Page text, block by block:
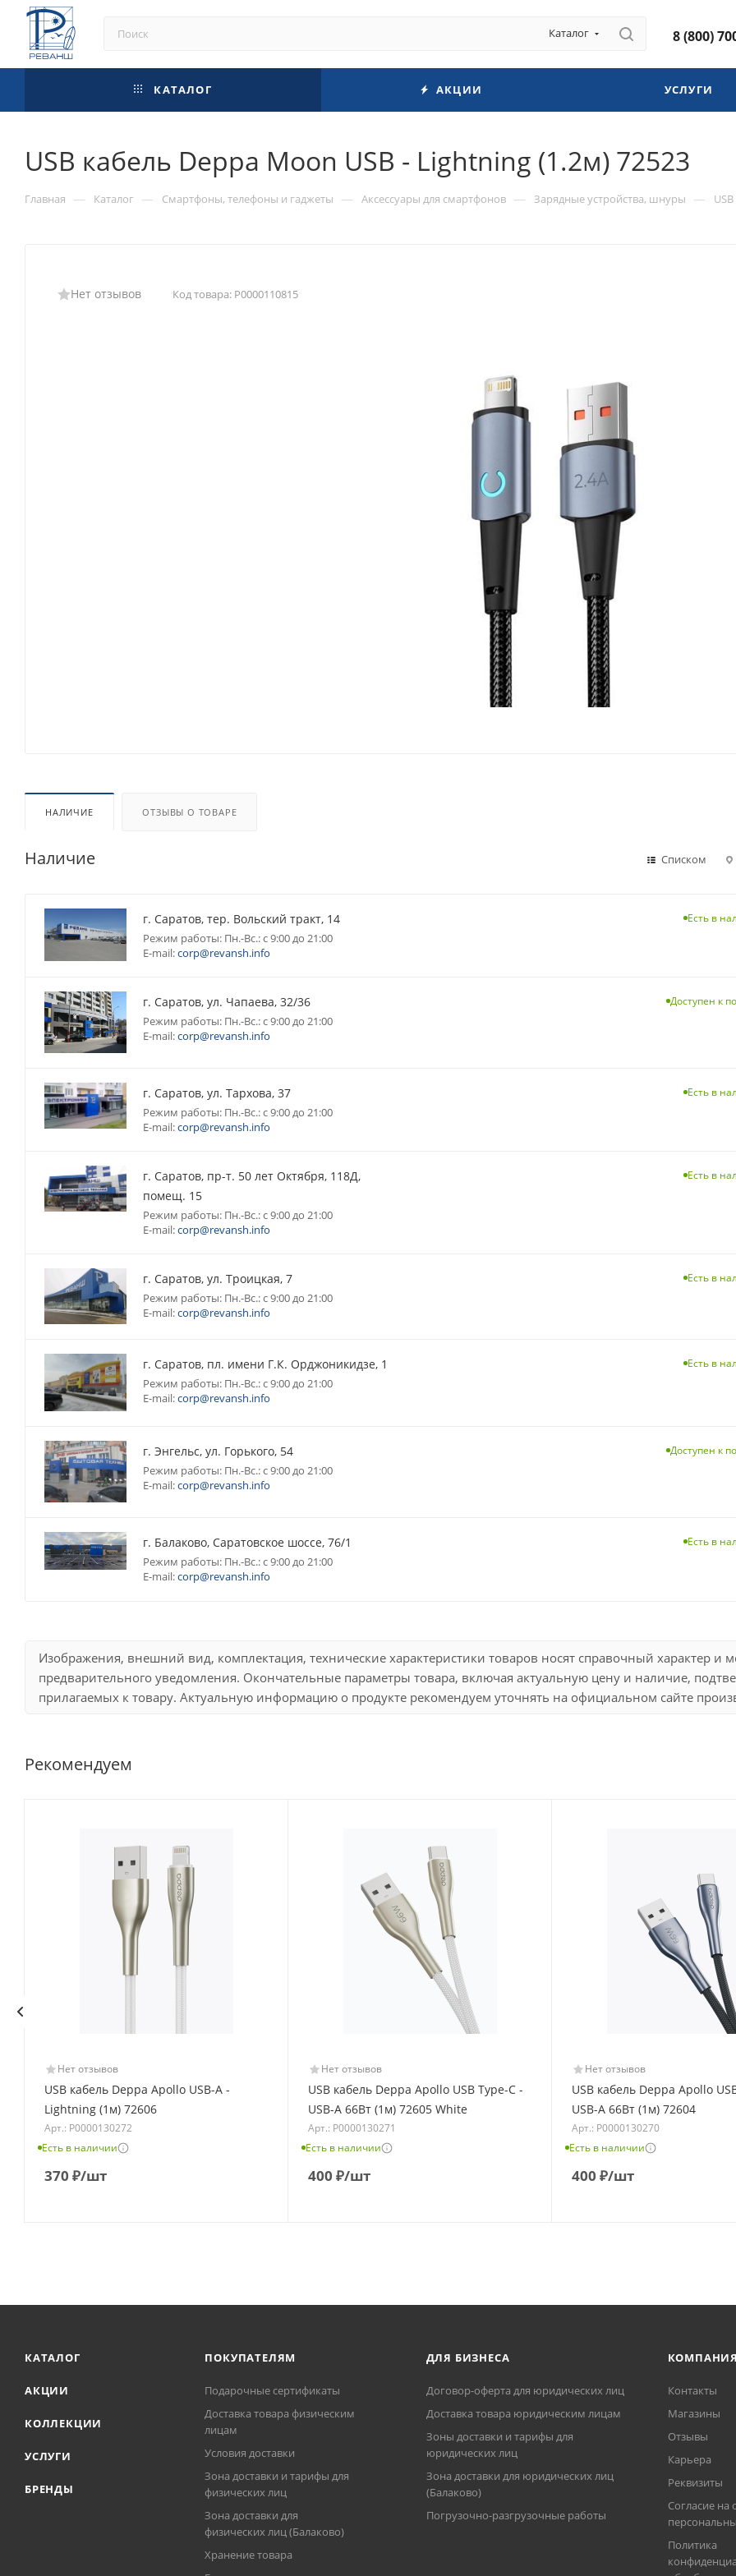
Каталог 8 (800)
КАТАЛОГ АКЦИИ УСЛУГИ
USB кабель Deppa Moon USB - Lightning (1.2м) 72523
Главная — Каталог — Смартфоны, телефоны и гаджеты — Аксессуары для смартфонов — Зарядные устройства, шнуры —
Нет отзывов Код товара: Р0000110815
НАЛИЧИЕ ОТЗЫВЫ О ТОВАРЕ
Наличие Списком
г. Саратов, тер. Вольский тракт, 14
Режим работы: Пн.-Вс.: с 9:00 до 21:00
E-mail:corp@revansh.info
Есть в
г. Саратов, ул. Чапаева, 32/36
Режим работы: Пн.-Вс.: с 9:00 до 21:00
E-mail:corp@revansh.info
Доступен к
г. Саратов, ул. Тархова, 37
Режим работы: Пн.-Вс.: с 9:00 до 21:00
E-mail:corp@revansh.info
Есть в
г. Саратов, пр-т. 50 лет Октября, 118Д,
помещ. 15
Режим работы: Пн.-Вс.: с 9:00 до 21:00
E-mail:corp@revansh.info
Есть в
г. Саратов, ул. Троицкая, 7
Режим работы: Пн.-Вс.: с 9:00 до 21:00
E-mail:corp@revansh.info
Есть в
г. Саратов, пл. имени Г.К. Орджоникидзе, 1
Режим работы: Пн.-Вс.: с 9:00 до 21:00
E-mail:corp@revansh.info
Есть в
г. Энгельс, ул. Горького, 54
Режим работы: Пн.-Вс.: с 9:00 до 21:00
E-mail:corp@revansh.info
Доступен к
г. Балаково, Саратовское шоссе, 76/1
Режим работы: Пн.-Вс.: с 9:00 до 21:00
E-mail:corp@revansh.info
Есть в
Изображения, внешний вид, комплектация, технические характеристики товаров носят справочный характер и
предварительного уведомления. Окончательные параметры товара, включая актуальную цену и наличие,
прилагаемых к товару. Актуальную информацию о продукте рекомендуем уточнять на официальном сайте
Рекомендуем
Нет отзывов
USB кабель Deppa Apollo USB-А -
Lightning (1м) 72606
Арт.: Р0000130272
Есть в наличии
370 ₽/шт
Нет отзывов
USB кабель Deppa Apollo USB Type-C -
USB-А 66Вт (1м) 72605 White
Арт.: Р0000130271
Есть в наличии
400 ₽/шт
Нет отзывов
USB кабель Deppa Apollo
USB-А 66Вт (1м) 72604
Арт.: Р0000130270
Есть в наличии
400 ₽/шт
КАТАЛОГ
АКЦИИ
КОЛЛЕКЦИИ
УСЛУГИ
БРЕНДЫ
ПОКУПАТЕЛЯМ
Подарочные сертификаты
Доставка товара физическим
лицам
Условия доставки
Зона доставки и тарифы для
физических лиц
Зона доставки для
физических лиц (Балаково)
Хранение товара
ДЛЯ БИЗНЕСА
Договор-оферта для юридических лиц
Доставка товара юридическим лицам
Зоны доставки и тарифы для
юридических лиц
Зона доставки для юридических лиц
(Балаково)
Погрузочно-разгрузочные работы
КОМПАНИЯ
Контакты
Магазины
Отзывы
Карьера
Реквизиты
Согласие на
Политика